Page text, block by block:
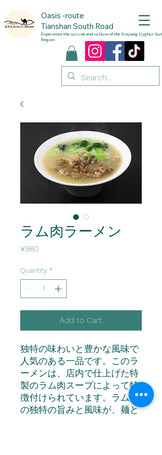
Oasis -route
Tianshan South Road
Experience the cuisine and culture of the Xinjiang Uyghur
Region
ラム肉ラーメン
¥980
Quantity *
Add to Cart
独特の味わいと豊かな風味で
人気のある一品です。このラ
ーメンは、店内で仕上げた特
製のラム肉スープによって特
徴付けられています。ラム肉
の独特の旨みと風味が、麺と